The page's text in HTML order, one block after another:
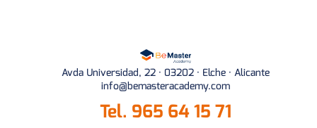
Avda Universidad, 22 · 03202 · Elche · Alicante
info@bemasteracademy.com
Tel. 965 64 15 71